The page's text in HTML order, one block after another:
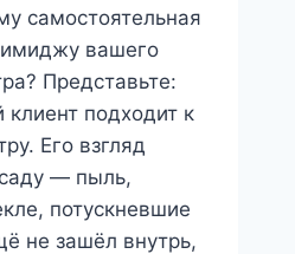
самостоятельная
вашего
Представьте:
клиент подходит к
Его взгляд
— пыль,
потускневшие
не зашёл внутрь,